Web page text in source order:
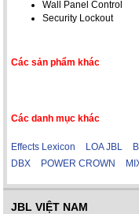
Wall Panel Control
Security Lockout
Các sản phẩm khác
Các danh mục khác
Effects Lexicon LOA JBL
DBX
POWER CROWN
JBL VIỆT NAM